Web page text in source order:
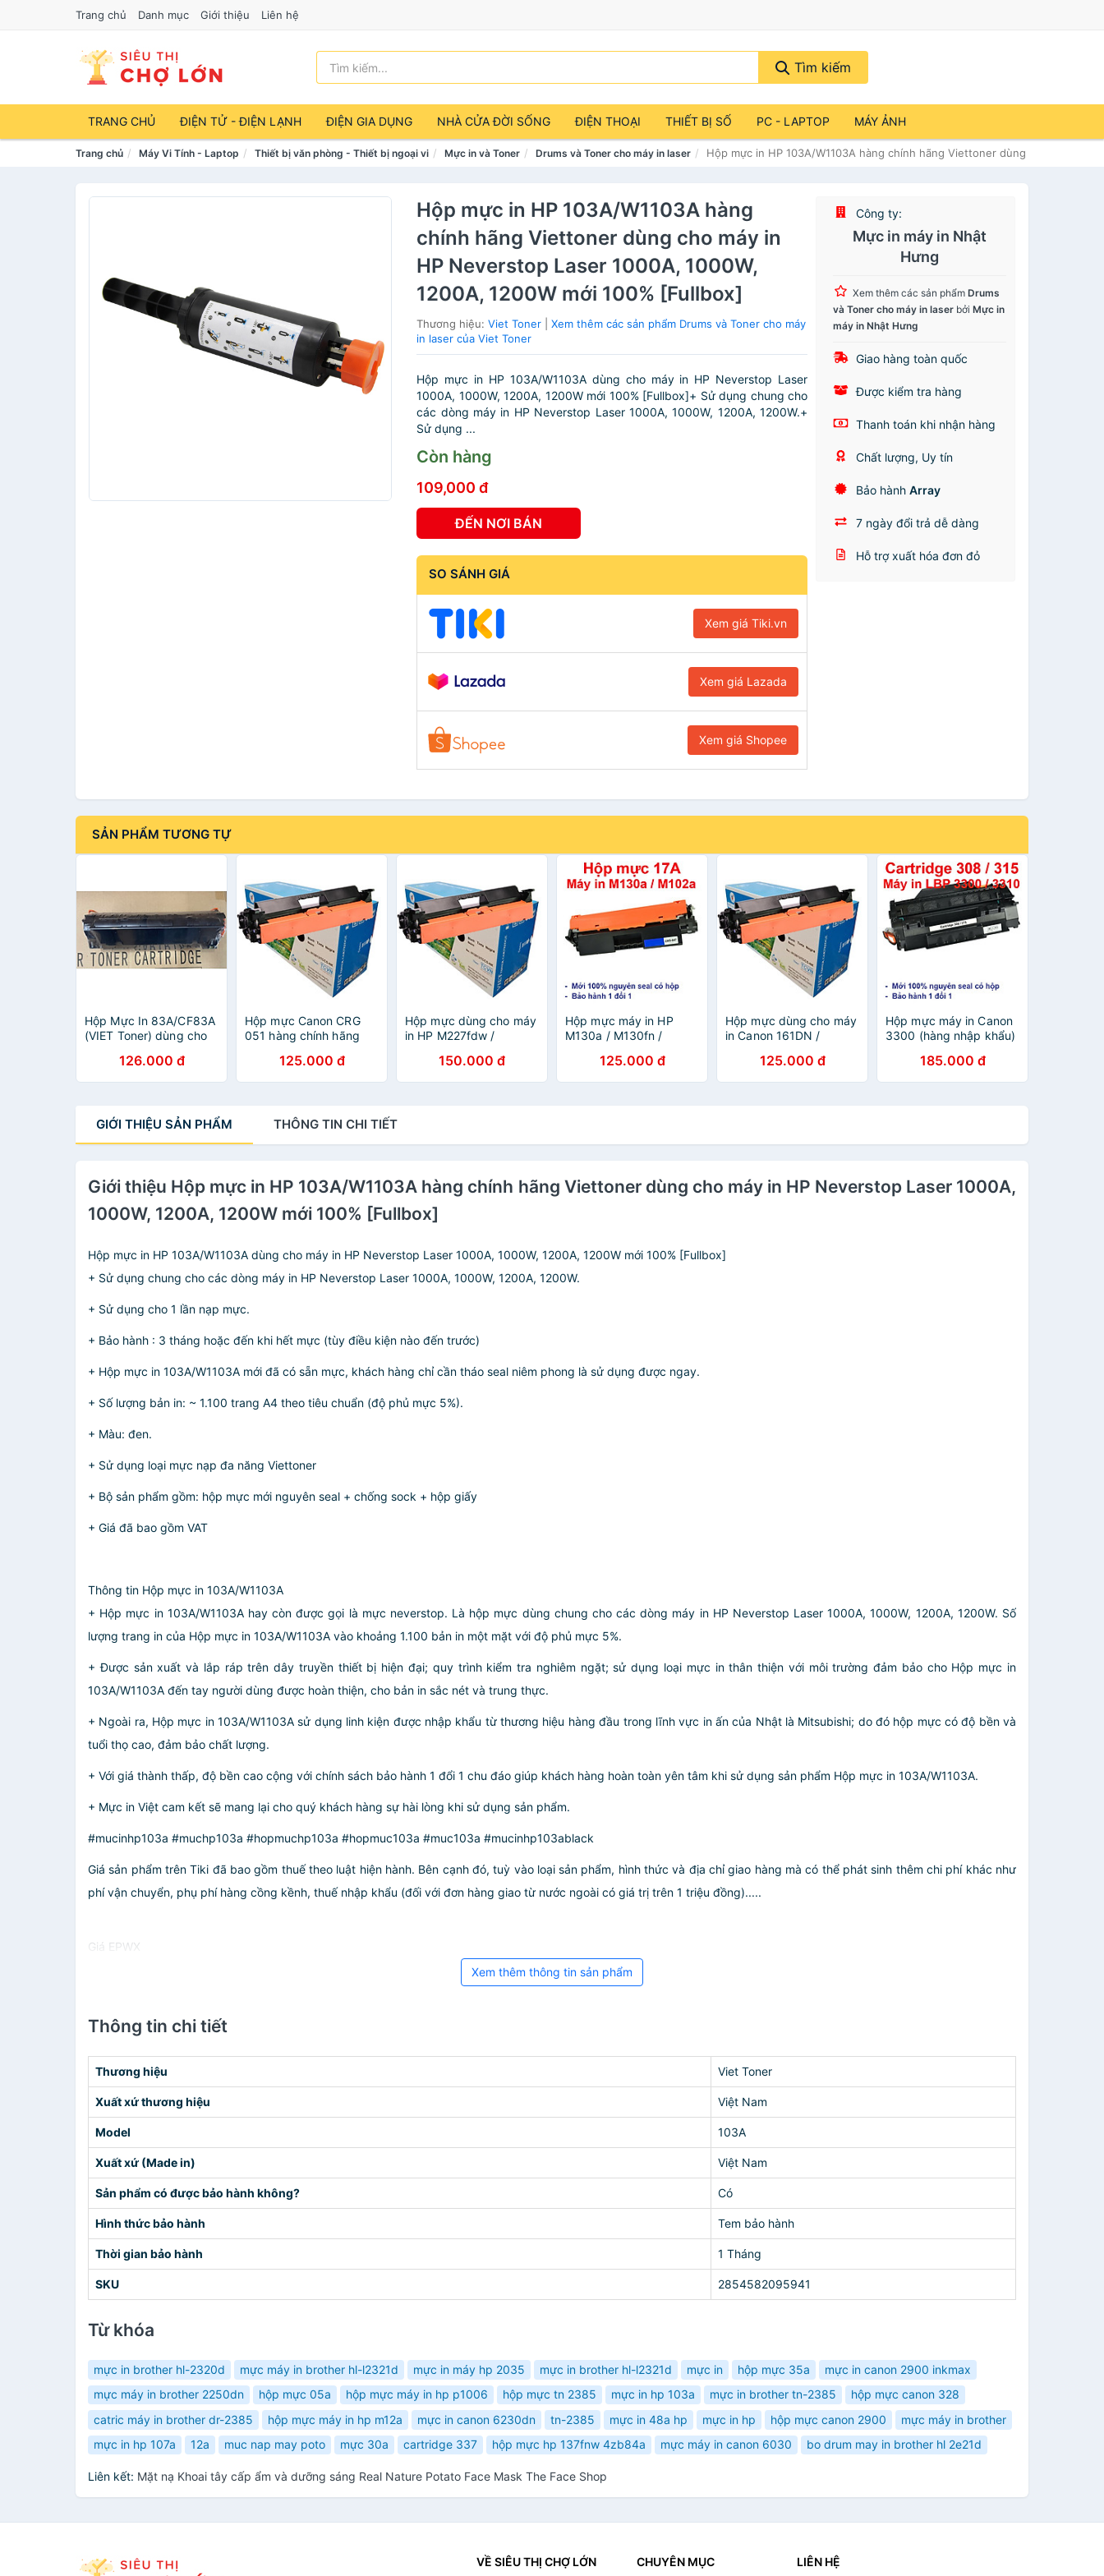
Trang chủ Danh mục Giới thiệu Liên hệ
Tìm kiếm
TRANG CHỦ ĐIỆN TỬ - ĐIỆN LẠNH ĐIỆN GIA DỤNG NHÀ CỬA ĐỜI SỐNG ĐIỆN THOẠI THIẾT BỊ SỐ PC - LAPTOP MÁY ẢNH
Trang chủ Máy Vi Tính - Laptop Thiết bị văn phòng - Thiết bị ngoại vi Mực in và Toner Drums và Toner cho máy in laser Hộp mực in HP 103A/W1103A hàng chính hãng Viettoner dùng cho máy in
Hộp mực in HP 103A/W1103A hàng
chính hãng Viettoner dùng cho máy in
HP Neverstop Laser 1000A, 1000W,
1200A, 1200W mới 100% [Fullbox]
Thương hiệu:Viet Toner |Xem thêm các sản phẩm Drums và Toner cho máy
in laser của Viet Toner
Hộp mực in HP 103A/W1103A dùng cho máy in HP Neverstop Laser
1000A, 1000W, 1200A, 1200W mới 100% [Fullbox]+ Sử dụng chung cho
các dòng máy in HP Neverstop Laser 1000A, 1000W, 1200A, 1200W.+
Sử dụng ...
Còn hàng
109,000 đ
ĐẾN NƠI BÁN
SO SÁNH GIÁ
Xem giá Tiki.vn
Xem giá Lazada
Xem giá Shopee
Công ty:
Mực in máy in Nhật
Hưng
Xem thêm các sản phẩmDrums
và Toner cho máy in laser bởiMực in
máy in Nhật Hưng
Giao hàng toàn quốc
Được kiểm tra hàng
Thanh toán khi nhận hàng
Chất lượng, Uy tín
Bảo hànhArray
7 ngày đổi trả dễ dàng
Hỗ trợ xuất hóa đơn đỏ
SẢN PHẨM TƯƠNG TỰ
Hộp Mực In 83A/CF83A
(VIET Toner) dùng cho
125FW/ 125A/ 125nw/
M126/ M127/ M127FN/
hãng)
126.000 đ
Hộp mực Canon CRG
051 hàng chính hãng
in Canon LBP 161dn,
LBP 162dw, MF266dn,
CRG 051 - 30A mới
125.000 đ
Hộp mực dùng cho máy
in HP M227fdw /
M227fdn (Có VAT) hàng
chính hãng Viettoner -
150.000 đ
Hộp mực máy in HP
M130a / M130fn /
(hàng nhập khẩu) -
Cartridge CF217A - 17A
125.000 đ
Hộp mực dùng cho máy
in Canon 161DN /
MF264DW / MF266DN /
MF269DW (Có VAT)
125.000 đ
Hộp mực máy in Canon
3300 (hàng nhập khẩu)
LBP 3300, 3360, 3370,
3310 - Cartridge 308 /
185.000 đ
GIỚI THIỆU SẢN PHẨM THÔNG TIN CHI TIẾT
Giới thiệu Hộp mực in HP 103A/W1103A hàng chính hãng Viettoner dùng cho máy in HP Neverstop Laser 1000A,
1000W, 1200A, 1200W mới 100% [Fullbox]
Hộp mực in HP 103A/W1103A dùng cho máy in HP Neverstop Laser 1000A, 1000W, 1200A, 1200W mới 100% [Fullbox]
+ Sử dụng chung cho các dòng máy in HP Neverstop Laser 1000A, 1000W, 1200A, 1200W.
+ Sử dụng cho 1 lần nạp mực.
+ Bảo hành : 3 tháng hoặc đến khi hết mực (tùy điều kiện nào đến trước)
+ Hộp mực in 103A/W1103A mới đã có sẵn mực, khách hàng chỉ cần tháo seal niêm phong là sử dụng được ngay.
+ Số lượng bản in: ~ 1.100 trang A4 theo tiêu chuẩn (độ phủ mực 5%).
+ Màu: đen.
+ Sử dụng loại mực nạp đa năng Viettoner
+ Bộ sản phẩm gồm: hộp mực mới nguyên seal + chống sock + hộp giấy
+ Giá đã bao gồm VAT
Thông tin Hộp mực in 103A/W1103A
+ Hộp mực in 103A/W1103A hay còn được gọi là mực neverstop. Là hộp mực dùng chung cho các dòng máy in HP Neverstop Laser 1000A, 1000W, 1200A, 1200W. Số
lượng trang in của Hộp mực in 103A/W1103A vào khoảng 1.100 bản in một mặt với độ phủ mực 5%.
+ Được sản xuất và lắp ráp trên dây truyền thiết bị hiện đại; quy trình kiểm tra nghiêm ngặt; sử dụng loại mực in thân thiện với môi trường đảm bảo cho Hộp mực in
103A/W1103A đến tay người dùng được hoàn thiện, cho bản in sắc nét và trung thực.
+ Ngoài ra, Hộp mực in 103A/W1103A sử dụng linh kiện được nhập khẩu từ thương hiệu hàng đầu trong lĩnh vực in ấn của Nhật là Mitsubishi; do đó hộp mực có độ bền và
tuổi thọ cao, đảm bảo chất lượng.
+ Với giá thành thấp, độ bền cao cộng với chính sách bảo hành 1 đổi 1 chu đáo giúp khách hàng hoàn toàn yên tâm khi sử dụng sản phẩm Hộp mực in 103A/W1103A.
+ Mực in Việt cam kết sẽ mang lại cho quý khách hàng sự hài lòng khi sử dụng sản phẩm.
#mucinhp103a #muchp103a #hopmuchp103a #hopmuc103a #muc103a #mucinhp103ablack
Giá sản phẩm trên Tiki đã bao gồm thuế theo luật hiện hành. Bên cạnh đó, tuỳ vào loại sản phẩm, hình thức và địa chỉ giao hàng mà có thể phát sinh thêm chi phí khác như
phí vận chuyển, phụ phí hàng cồng kềnh, thuế nhập khẩu (đối với đơn hàng giao từ nước ngoài có giá trị trên 1 triệu đồng).....
Giá EPWX
Xem thêm thông tin sản phẩm
Thông tin chi tiết
Thương hiệu Viet Toner
Xuất xứ thương hiệu Việt Nam
Model 103A
Xuất xứ (Made in) Việt Nam
Sản phẩm có được bảo hành không? Có
Hình thức bảo hành Tem bảo hành
Thời gian bảo hành 1 Tháng
SKU 2854582095941
Từ khóa
mực in brother hl-2320d mực máy in brother hl-l2321d mực in máy hp 2035 mực in brother hl-l2321d mực in hộp mực 35a
mực in canon 2900 inkmax
mực máy in brother 2250dn
hộp mực 05a hộp mực máy in hp p1006 hộp mực tn 2385 mực in hp 103a mực in brother tn-2385
hộp mực canon 328
catric máy in brother dr-2385
hộp mực máy in hp m12a mực in canon 6230dn tn-2385 mực in 48a hp mực in hp hộp mực canon 2900
mực máy in brother
mực in hp 107a
12a muc nap may poto mực 30a cartridge 337 hộp mực hp 137fnw 4zb84a mực máy in canon 6030 bo drum may in brother hl 2e21d
Liên kết: Mặt nạ Khoai tây cấp ẩm và dưỡng sáng Real Nature Potato Face Mask The Face Shop
VỀ SIÊU THỊ CHỢ LỚN CHUYÊN MỤC LIÊN HỆ